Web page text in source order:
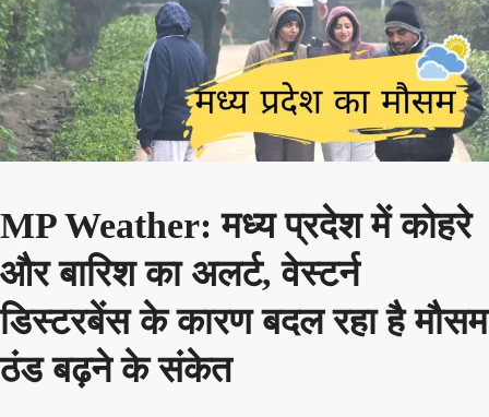
MP Weather: मध्य प्रदेश में कोहरे
और बारिश का अलर्ट, वेस्टर्न
डिस्टरबेंस के कारण बदल रहा है मौसम
ठंड बढ़ने के संकेत